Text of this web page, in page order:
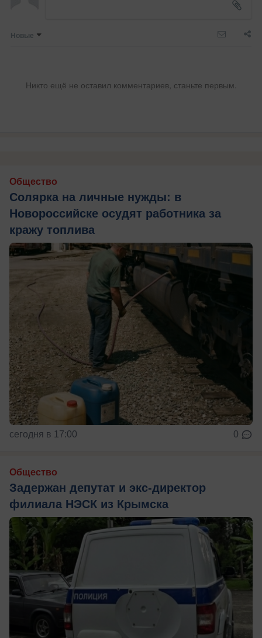
Новые
Никто ещё не оставил комментариев, станьте первым.
Общество
Солярка на личные нужды: в
Новороссийске осудят работника за
кражу топлива
сегодня в 17:00 0
Общество
Задержан депутат и экс-директор
филиала НЭСК из Крымска